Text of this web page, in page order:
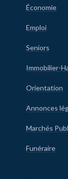
Économie
Emploi
Seniors
Immobilier-
Orientation
Annonces
Marchés
Funéraire